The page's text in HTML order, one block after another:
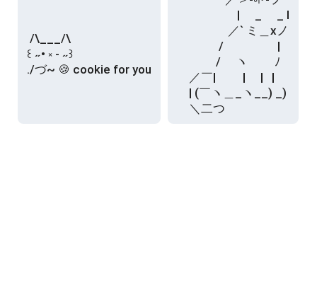
/\___/\
꒰ ˶• ༝ - ˶꒱
./づ~ 🍪 cookie for you
| 　_　 _ l
／` ミ＿xノ
/　　　 　 |
/　 ヽ　　 ﾉ
／￣|　　 |　 |   |
| (￣ヽ＿_ヽ__) _)
＼二つ